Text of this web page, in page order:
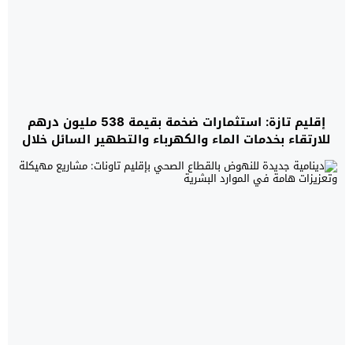
إقليم تازة: استثمارات ضخمة بقيمة 538 مليون درهم
للارتقاء بخدمات الماء والكهرباء والتطهير السائل خلال
سنة 2026